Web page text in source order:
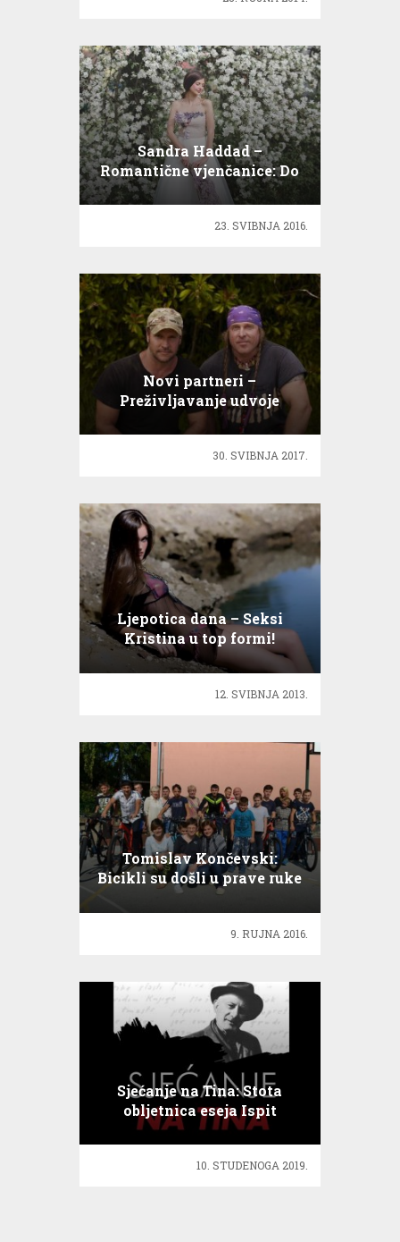
Sandra Haddad –
Romantične vjenčanice: Do
you believe in faries?
23. SVIBNJA 2016.
Novi partneri –
Preživljavanje udvoje
30. SVIBNJA 2017.
Ljepotica dana – Seksi
Kristina u top formi!
12. SVIBNJA 2013.
Tomislav Končevski:
Bicikli su došli u prave ruke
9. RUJNA 2016.
Sjećanje na Tina: Stota
obljetnica eseja Ispit
savjesti
10. STUDENOGA 2019.